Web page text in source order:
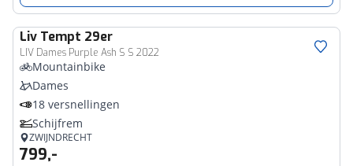
Liv Tempt 29er
LIV Dames Purple Ash S S 2022
Mountainbike
Dames
18 versnellingen
Schijfrem
ZWIJNDRECHT
799,-